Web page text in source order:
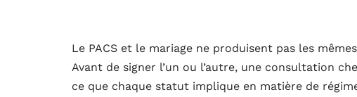
Le PACS et le mariage ne produisent pas les
Avant de signer l’un ou l’autre, une consultation
ce que chaque statut implique en matière de